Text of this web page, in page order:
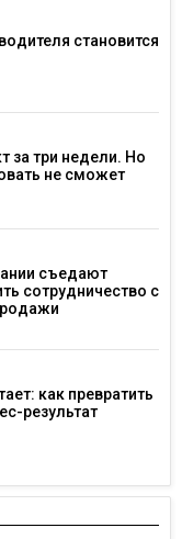
становится
за три недели. Но
не сможет
съедают
сотрудничество с
как превратить
результат